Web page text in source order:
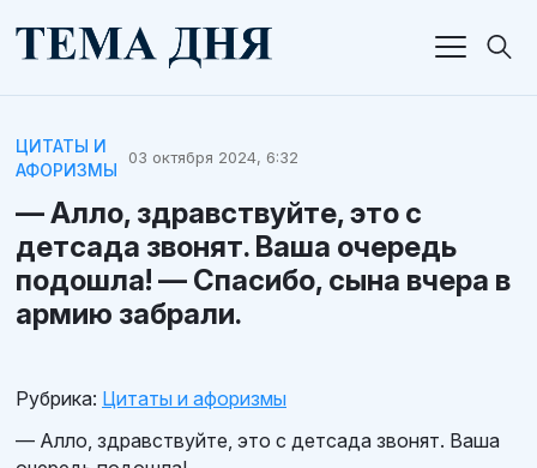
ЦИТАТЫ И
АФОРИЗМЫ
03 октября 2024, 6:32
— Алло, здравствуйте, это с
детсада звонят. Ваша очередь
подошла! — Спасибо, сына вчера в
армию забрали.
Рубрика: Цитаты и афоризмы
— Алло, здравствуйте, это с детсада звонят. Ваша